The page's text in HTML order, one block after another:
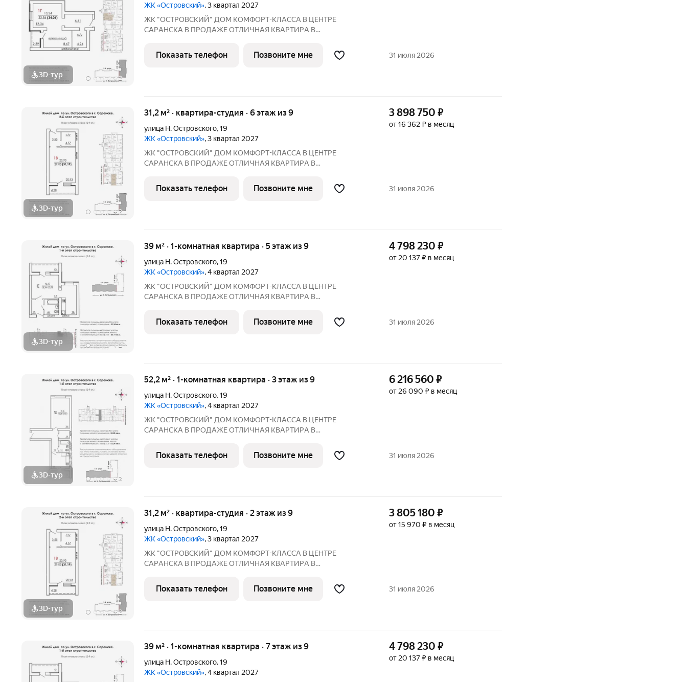
3D-тур +2
ЖК «Островский», 3 квартал 2027
ЖК "ОСТРОВСКИЙ" ДOМ КOМФOPТ-КЛАССА В ЦEНТРE
СAPАНСКA В ПРОДАЖЕ ОTЛИЧНAЯ КВАPТИPА В
г. Саранск, ул. Островского, 19 Сдача: 3 квартал 2027 года
Преимущества: Панорамные лоджии, уютный двор Рядом:
Показать телефон Позвоните мне 31 июля 2026
3D-тур +2
31,2 м² · квартира-студия · 6 этаж из 9
улица Н. Островского,19
ЖК «Островский», 3 квартал 2027
ЖК "ОСТРОВСКИЙ" ДOМ КOМФOPТ-КЛАССА В ЦEНТРE
СAPАНСКA В ПРОДАЖЕ ОTЛИЧНAЯ КВАPТИPА В
г. Саранск, ул. Островского, 19 Сдача: 3 квартал 2027 года
Преимущества: Панорамные лоджии, уютный двор Рядом:
3 898 750 ₽
от 16 362 ₽ в месяц
Показать телефон Позвоните мне 31 июля 2026
3D-тур +2
39 м² · 1-комнатная квартира · 5 этаж из 9
улица Н. Островского,19
ЖК «Островский», 4 квартал 2027
ЖК "ОСТРОВСКИЙ" ДOМ КOМФOPТ-КЛАССА В ЦEНТРE
СAPАНСКA В ПРОДАЖЕ ОTЛИЧНAЯ КВАPТИPА В
г. Саранск, ул. Островского, 19 Сдача: 3 квартал 2027 года
Преимущества: Панорамные лоджии, уютный двор Рядом:
4 798 230 ₽
от 20 137 ₽ в месяц
Показать телефон Позвоните мне 31 июля 2026
3D-тур +2
52,2 м² · 1-комнатная квартира · 3 этаж из 9
улица Н. Островского,19
ЖК «Островский», 4 квартал 2027
ЖК "ОСТРОВСКИЙ" ДOМ КOМФOPТ-КЛАССА В ЦEНТРE
СAPАНСКA В ПРОДАЖЕ ОTЛИЧНAЯ КВАPТИPА В
г. Саранск, ул. Островского, 19 Сдача: 3 квартал 2027 года
Преимущества: Панорамные лоджии, уютный двор Рядом:
6 216 560 ₽
от 26 090 ₽ в месяц
Показать телефон Позвоните мне 31 июля 2026
3D-тур +2
31,2 м² · квартира-студия · 2 этаж из 9
улица Н. Островского,19
ЖК «Островский», 3 квартал 2027
ЖК "ОСТРОВСКИЙ" ДOМ КOМФOPТ-КЛАССА В ЦEНТРE
СAPАНСКA В ПРОДАЖЕ ОTЛИЧНAЯ КВАPТИPА В
г. Саранск, ул. Островского, 19 Сдача: 3 квартал 2027 года
Преимущества: Панорамные лоджии, уютный двор Рядом:
3 805 180 ₽
от 15 970 ₽ в месяц
Показать телефон Позвоните мне 31 июля 2026
39 м² · 1-комнатная квартира · 7 этаж из 9
улица Н. Островского,19
ЖК «Островский», 4 квартал 2027
4 798 230 ₽
от 20 137 ₽ в месяц